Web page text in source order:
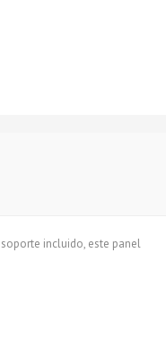
incluido, este panel